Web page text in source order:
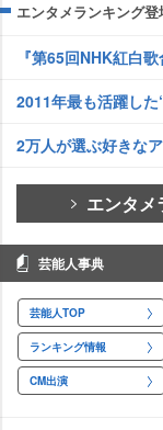
エンタメランキング登
『第65回NHK紅白
2011年最も活躍した
2万人が選ぶ好きな
エンタメ
芸能人事典
芸能人TOP
ランキング情報
CM出演